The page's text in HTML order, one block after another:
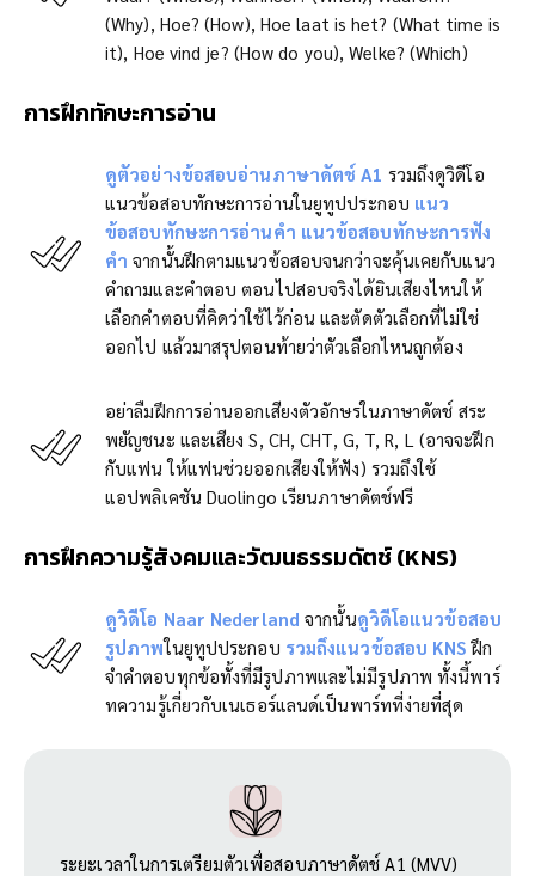
(Why), Hoe? (How), Hoe laat is het? (What time is
it), Hoe vind je? (How do you), Welke? (Which)
การฝึกทักษะการอ่าน
ดูตัวอย่างข้อสอบอ่านภาษาดัตช์ A1 รวมถึงดูวิดีโอ
แนวข้อสอบทักษะการอ่านในยูทูปประกอบ แนว
ข้อสอบทักษะการอ่านคำ แนวข้อสอบทักษะการฟัง
คำ จากนั้นฝึกตามแนวข้อสอบจนกว่าจะคุ้นเคยกับแนว
คำถามและคำตอบ ตอนไปสอบจริงได้ยินเสียงไหนให้
เลือกคำตอบที่คิดว่าใช้ไว้ก่อน และตัดตัวเลือกที่ไม่ใช่
ออกไป แล้วมาสรุปตอนท้ายว่าตัวเลือกไหนถูกต้อง
อย่าลืมฝึกการอ่านออกเสียงตัวอักษรในภาษาดัตช์ สระ
พยัญชนะ และเสียง S, CH, CHT, G, T, R, L (อาจจะฝึก
กับแฟน ให้แฟนช่วยออกเสียงให้ฟัง) รวมถึงใช้
แอปพลิเคชัน Duolingo เรียนภาษาดัตช์ฟรี
การฝึกความรู้สังคมและวัฒนธรรมดัตช์ (KNS)
ดูวิดีโอ Naar Nederland จากนั้นดูวิดีโอแนวข้อสอบ
รูปภาพในยูทูปประกอบ รวมถึงแนวข้อสอบ KNS ฝึก
จำคำตอบทุกข้อทั้งที่มีรูปภาพและไม่มีรูปภาพ ทั้งนี้พาร์
ทความรู้เกี่ยวกับเนเธอร์แลนด์เป็นพาร์ทที่ง่ายที่สุด
ระยะเวลาในการเตรียมตัวเพื่อสอบภาษาดัตช์ A1 (MVV)